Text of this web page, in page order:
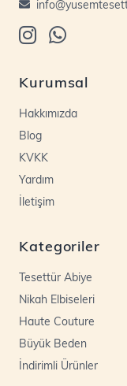
Kurumsal
Hakkımızda
Blog
KVKK
Yardım
İletişim
Kategoriler
Tesettür Abiye
Nikah Elbiseleri
Haute Couture
Büyük Beden
İndirimli Ürünler